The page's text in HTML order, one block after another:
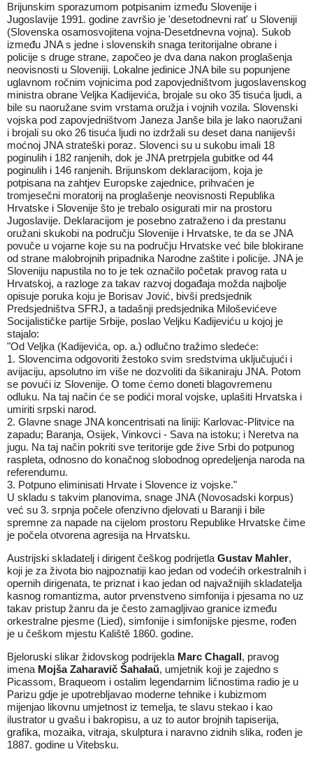
Brijunskim sporazumom potpisanim između Slovenije i
Jugoslavije 1991. godine završio je 'desetodnevni rat' u Sloveniji
(Slovenska osamosvojitena vojna-Desetdnevna vojna). Sukob
između JNA s jedne i slovenskih snaga teritorijalne obrane i
policije s druge strane, započeo je dva dana nakon proglašenja
neovisnosti u Sloveniji. Lokalne jedinice JNA bile su popunjene
uglavnom ročnim vojnicima pod zapovjedništvom jugoslavenskog
ministra obrane Veljka Kadijevića, brojale su oko 35 tisuća ljudi, a
bile su naoružane svim vrstama oružja i vojnih vozila. Slovenski
vojska pod zapovjedništvom Janeza Janše bila je lako naoružani
i brojali su oko 26 tisuća ljudi no izdržali su deset dana nanijevši
moćnoj JNA strateški poraz. Slovenci su u sukobu imali 18
poginulih i 182 ranjenih, dok je JNA pretrpjela gubitke od 44
poginulih i 146 ranjenih. Brijunskom deklaracijom, koja je
potpisana na zahtjev Europske zajednice, prihvaćen je
tromjesečni moratorij na proglašenje neovisnosti Republika
Hrvatske i Slovenije što je trebalo osigurati mir na prostoru
Jugoslavije. Deklaracijom je posebno zatraženo i da prestanu
oružani skukobi na području Slovenije i Hrvatske, te da se JNA
povuče u vojarne koje su na području Hrvatske već bile blokirane
od strane malobrojnih pripadnika Narodne zaštite i policije. JNA je
Sloveniju napustila no to je tek označilo početak pravog rata u
Hrvatskoj, a razloge za takav razvoj događaja možda najbolje
opisuje poruka koju je Borisav Jović, bivši predsjednik
Predsjedništva SFRJ, a tadašnji predsjednika Miloševićeve
Socijalističke partije Srbije, poslao Veljku Kadijeviću u kojoj je
stajalo:
"Od Veljka (Kadijevića, op. a.) odlučno tražimo sledeće:
1. Slovencima odgovoriti žestoko svim sredstvima uključujući i
avijaciju, apsolutno im više ne dozvoliti da šikaniraju JNA. Potom
se povući iz Slovenije. O tome ćemo doneti blagovremenu
odluku. Na taj način će se podići moral vojske, uplašiti Hrvatska i
umiriti srpski narod.
2. Glavne snage JNA koncentrisati na liniji: Karlovac-Plitvice na
zapadu; Baranja, Osijek, Vinkovci - Sava na istoku; i Neretva na
jugu. Na taj način pokriti sve teritorije gde žive Srbi do potpunog
raspleta, odnosno do konačnog slobodnog opredeljenja naroda na
referendumu.
3. Potpuno eliminisati Hrvate i Slovence iz vojske."
U skladu s takvim planovima, snage JNA (Novosadski korpus)
već su 3. srpnja počele ofenzivno djelovati u Baranji i bile
spremne za napade na cijelom prostoru Republike Hrvatske čime
je počela otvorena agresija na Hrvatsku.
Austrijski skladatelj i dirigent češkog podrijetla Gustav Mahler,
koji je za života bio najpoznatiji kao jedan od vodećih orkestralnih i
opernih dirigenata, te priznat i kao jedan od najvažnijih skladatelja
kasnog romantizma, autor prvenstveno simfonija i pjesama no uz
takav pristup žanru da je često zamagljivao granice između
orkestralne pjesme (Lied), simfonije i simfonijske pjesme, rođen
je u češkom mjestu Kaliště 1860. godine.
Bjeloruski slikar židovskog podrijekla Marc Chagall, pravog
imena Mojša Zaharavič Šahałaŭ, umjetnik koji je zajedno s
Picassom, Braqueom i ostalim legendarnim ličnostima radio je u
Parizu gdje je upotrebljavao moderne tehnike i kubizmom
mijenjao likovnu umjetnost iz temelja, te slavu stekao i kao
ilustrator u gvašu i bakropisu, a uz to autor brojnih tapiserija,
grafika, mozaika, vitraja, skulptura i naravno zidnih slika, rođen je
1887. godine u Vitebsku.